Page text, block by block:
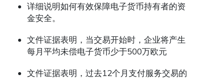
详细说明如何有效保障电子货币持有者的资
金安全。
文件证据表明，当交易开始时，企业将产生
每月平均未偿电子货币少于500万欧元
文件证据表明，过去12个月支付服务交易的